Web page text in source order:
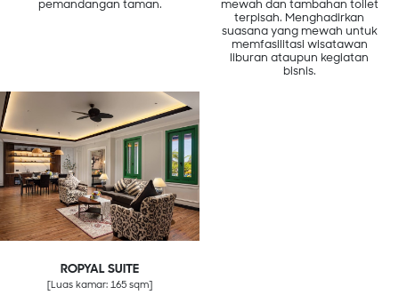
pemandangan taman.
mewah dan tambahan toilet
terpisah. Menghadirkan
suasana yang mewah untuk
memfasilitasi wisatawan
liburan ataupun kegiatan
bisnis.
ROPYAL SUITE
[Luas kamar: 165 sqm]